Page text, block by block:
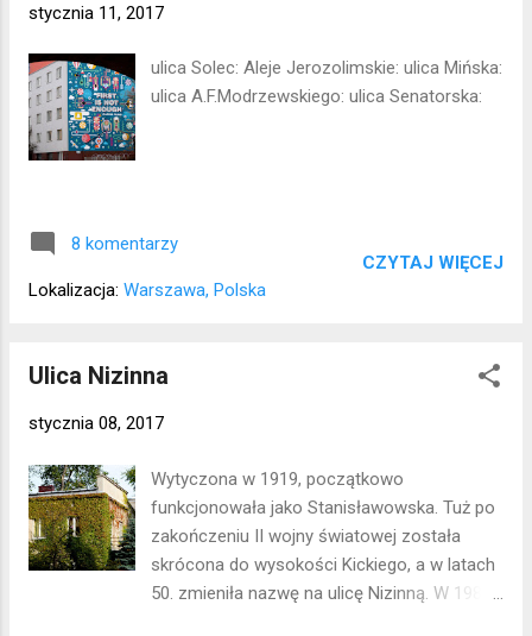
stycznia 11, 2017
ulica Solec: Aleje Jerozolimskie: ulica Mińska:
ulica A.F.Modrzewskiego: ulica Senatorska:
8 komentarzy
Lokalizacja: Warszawa, Polska
CZYTAJ WIĘCEJ
Ulica Nizinna
stycznia 08, 2017
Wytyczona w 1919, początkowo
funkcjonowała jako Stanisławowska. Tuż po
zakończeniu II wojny światowej została
skrócona do wysokości Kickiego, a w latach
50. zmieniła nazwę na ulicę Nizinną. W 1987